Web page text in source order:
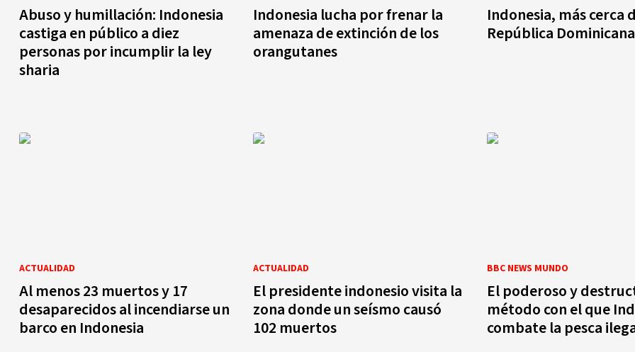
Abuso y humillación: Indonesia
castiga en público a diez
personas por incumplir la ley
sharia
Indonesia lucha por frenar la
amenaza de extinción de los
orangutanes
Indonesia, más cerca
República Dominicana
ACTUALIDAD
Al menos 23 muertos y 17
desaparecidos al incendiarse un
barco en Indonesia
ACTUALIDAD
El presidente indonesio visita la
zona donde un seísmo causó
102 muertos
BBC NEWS MUNDO
El poderoso y
método con el que
combate la pesca